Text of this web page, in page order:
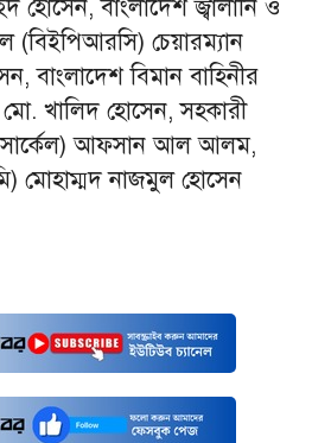
হোসেন, বাংলাদেশ জ্বালানি ও
(বিইপিআরসি) চেয়ারম্যান
বাংলাদেশ বিমান বাহিনীর
খালিদ হোসেন, সহকারী
সার্কেল) আফসান আল আলম,
মোহাম্মদ নাজমুল হোসেন